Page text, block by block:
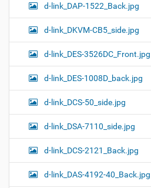
d-link_DAP-1522_Back.jpg
d-link_DKVM-CB5_side.jpg
d-link_DES-3526DC_Front.jpg
d-link_DES-1008D_back.jpg
d-link_DCS-50_side.jpg
d-link_DSA-7110_side.jpg
d-link_DCS-2121_Back.jpg
d-link_DAS-4192-40_Back.jpg